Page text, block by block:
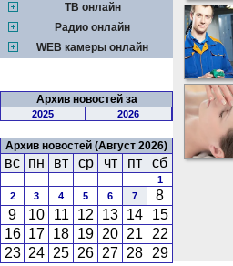
ТВ онлайн
Радио онлайн
WEB камеры онлайн
Архив новостей за
2025 2026
Архив новостей (Август 2026)
вс пн вт ср чт пт сб
1
2
3 4 5 6 7
8
9
10 11 12 13 14
15
16 17 18 19 20 21
22
23 24 25 26 27 28 29